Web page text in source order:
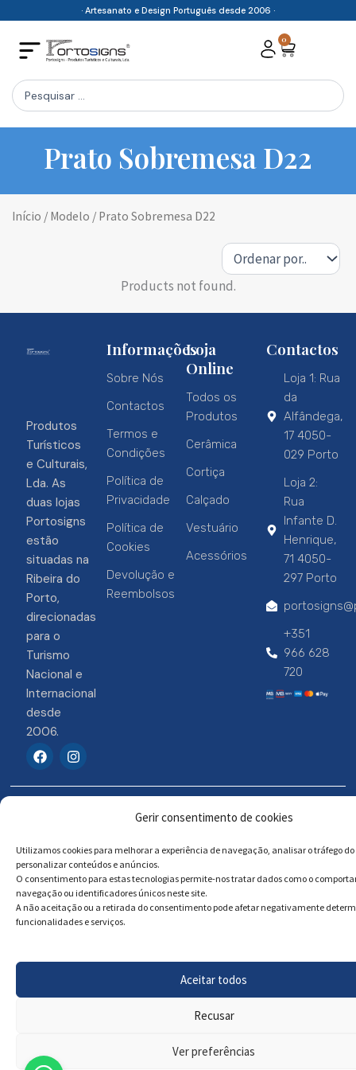
Gerir consentimento de cookies
Utilizamos cookies para melhorar a experiência de navegação, analisar o tráfego do
personalizar conteúdos e anúncios.
O consentimento para estas tecnologias permite-nos tratar dados como o
navegação ou identificadores únicos neste site.
A não aceitação ou a retirada do consentimento pode afetar negativamente
funcionalidades e serviços.
Aceitar todos
Recusar
Ver preferências
content
· Artesanato e Design Português desde 2006 ·
0
Cart
Search
...
Prato Sobremesa D22
Início / Modelo / Prato Sobremesa D22
Products not found.
Produtos
Turísticos
e Culturais,
Lda. As
duas lojas
Portosigns
estão
situadas na
Ribeira do
Porto,
direcionadas
para o
Turismo
Nacional e
Internacional
desde
2006.
F
a
e
I
n
t
a
m
Informações
Sobre Nós
Contactos
Termos e
Condições
Política de
Privacidade
Política de
Cookies
Devolução e
Reembolsos
Loja
Online
Todos os
Produtos
Cerâmica
Cortiça
Calçado
Vestuário
Acessórios
Contactos
Loja 1: Rua
da
Alfândega,
17 4050-
029 Porto
Loja 2:
Rua
Infante D.
Henrique,
71 4050-
297 Porto
+351
966 628
720
Culturais, Lda
Livro de reclamações
Powered byMegastock Informática